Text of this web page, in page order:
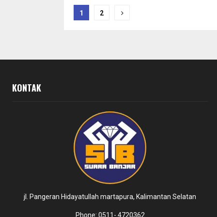
Paginasi
1 2
KONTAK
jl. Pangeran Hidayatullah martapura, Kalimantan Selatan
Phone: 0511- 4720362